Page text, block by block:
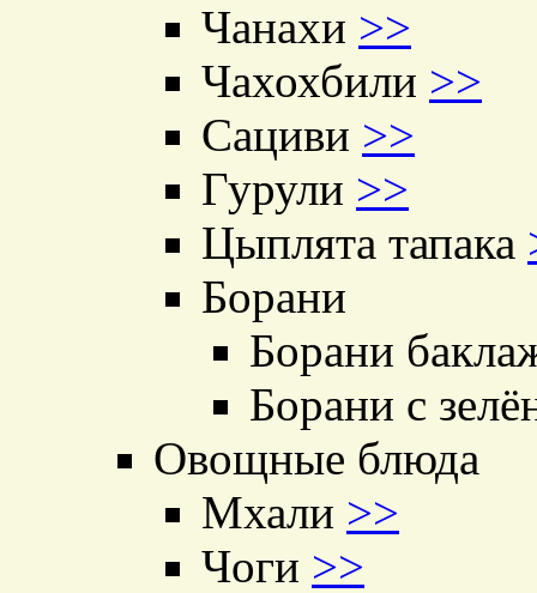
Чанахи >>
Чахохбили >>
Сациви >>
Гурули >>
Цыплята тапака
Борани
Борани
Борани с
Овощные блюда
Мхали >>
Чоги >>